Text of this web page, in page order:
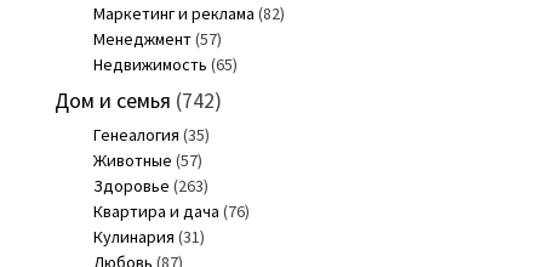
Маркетинг и реклама (82)
Менеджмент(57)
Недвижимость (65)
Дом и семья (742)
Генеалогия (35)
Животные (57)
Здоровье (263)
Квартира и дача (76)
Кулинария (31)
Любовь (87)